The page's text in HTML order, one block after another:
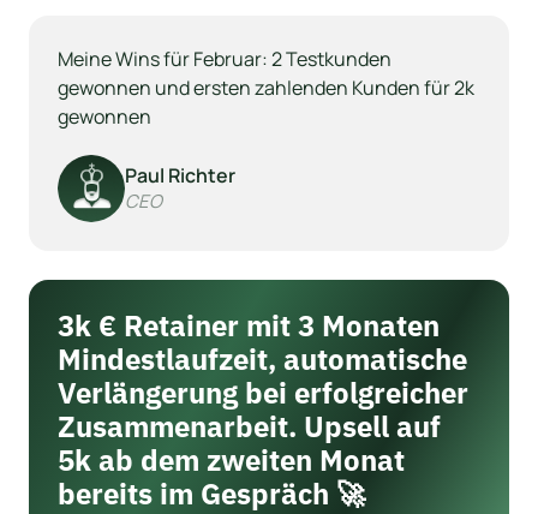
Meine Wins für Februar: 2 Testkunden
gewonnen und ersten zahlenden Kunden für 2k
gewonnen
Paul Richter
CEO
3k € Retainer mit 3 Monaten
Mindestlaufzeit, automatische
Verlängerung bei erfolgreicher
Zusammenarbeit. Upsell auf
5k ab dem zweiten Monat
bereits im Gespräch 🚀